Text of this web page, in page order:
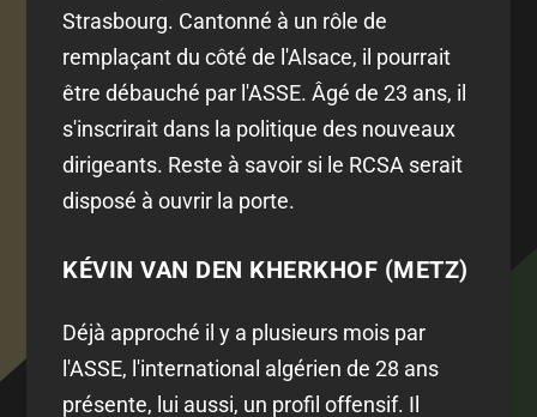
Strasbourg. Cantonné à un rôle de
remplaçant du côté de l'Alsace, il pourrait
être débauché par l'ASSE. Âgé de 23 ans, il
s'inscrirait dans la politique des nouveaux
dirigeants. Reste à savoir si le RCSA serait
disposé à ouvrir la porte.
KÉVIN VAN DEN KHERKHOF (METZ)
Déjà approché il y a plusieurs mois par
l'ASSE, l'international algérien de 28 ans
présente, lui aussi, un profil offensif. Il